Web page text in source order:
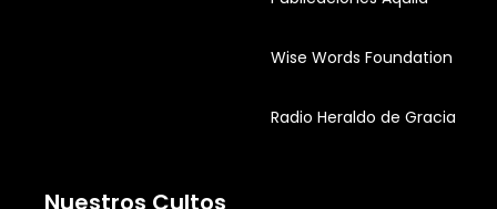
Wise Words Foundation
Radio Heraldo de Gracia
Nuestros Cultos